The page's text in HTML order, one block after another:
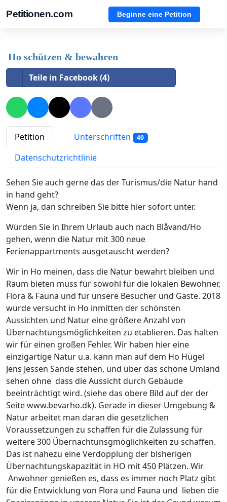
Petitionen.com Beginne eine Petition
Ho schützen & bewahren
Teile in Facebook (4)
Petition Unterschriften 40
Datenschutzrichtlinie
Sehen Sie auch gerne das der Turismus/die Natur hand
in hand geht?
Wenn ja, dan schreiben Sie bitte hier sofort unter.
Würden Sie in Ihrem Urlaub auch nach Blåvand/Ho
gehen, wenn die Natur mit 300 neue
Ferienappartments ausgetauscht werden?
Wir in Ho meinen, dass die Natur bewahrt bleiben und
Raum bieten muss für sowohl für die lokalen Bewohner,
Flora & Fauna und für unsere Besucher und Gäste. 2018
wurde versucht in Ho inmitten der schönsten
Aussichten und Natur eine größere Anzahl von
Übernachtungsmöglichkeiten zu etablieren. Das halten
wir für einen großen Fehler. Wir haben hier eine
einzigartige Natur u.a. kann man auf dem Ho Hügel
Jens Jessen Sande stehen, und über das schöne Umland
sehen ohne dass die Aussicht durch Gebäude
beeinträchtigt wird. (siehe das obere Bild auf der der
Seite www.bevarho.dk). Gerade in dieser Umgebung &
Natur arbeitet man daran die gesetzlichen
Voraussetzungen zu schaffen für die Zulassung für
weitere 300 Übernachtunsgmöglichkeiten zu schaffen.
Das ist nahezu eine Verdopplung der bisherigen
Übernachtungskapazität in HO mit 450 Plätzen. Wir
Anwohner genießen es, dass es immer noch Platz gibt
für die Entwicklung von Flora und Fauna und lieben die